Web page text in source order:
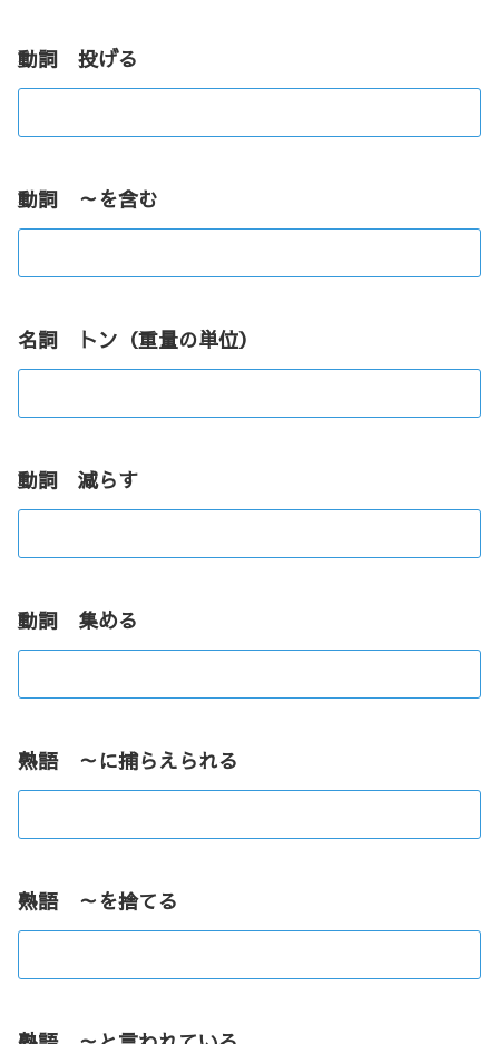
動詞 投げる
動詞 ～を含む
名詞 トン（重量の単位）
動詞 減らす
動詞 集める
熟語 ～に捕らえられる
熟語 ～を捨てる